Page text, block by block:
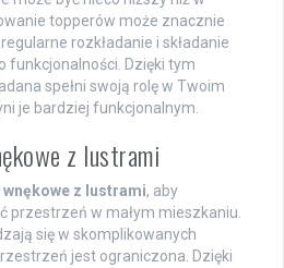
topperów może znacznie
rozkładanie i składanie
funkcjonalności. Dzięki tym
spełni swoją rolę w Twoim
je bardziej funkcjonalnym.
z lustrami
wnękowe z lustrami, aby
przestrzeń w małym mieszkaniu.
się w skomplikowanych
jest ograniczona. Dzięki